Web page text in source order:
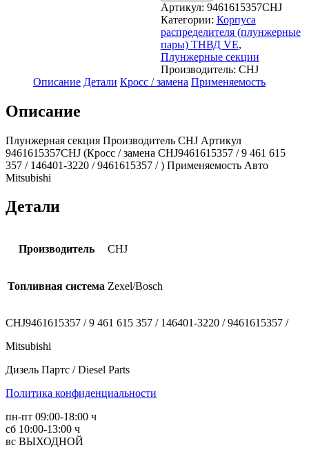
Артикул: 9461615357CHJ
Категории: Корпуса
распределителя (плунжерные
пары) ТНВД VE,
Плунжерные секции
Производитель: CHJ
Описание Детали Кросс / замена Применяемость
Описание
Плунжерная секция Производитель CHJ Артикул
9461615357CHJ (Кросс / замена CHJ9461615357 / 9 461 615
357 / 146401-3220 / 9461615357 / ) Применяемость Авто
Mitsubishi
Детали
Производитель CHJ
Топливная система Zexel/Bosch
CHJ9461615357 / 9 461 615 357 / 146401-3220 / 9461615357 /
Mitsubishi
Дизель Партс / Diesel Parts
Политика конфиденциальности
пн-пт 09:00-18:00 ч
сб 10:00-13:00 ч
вс ВЫХОДНОЙ